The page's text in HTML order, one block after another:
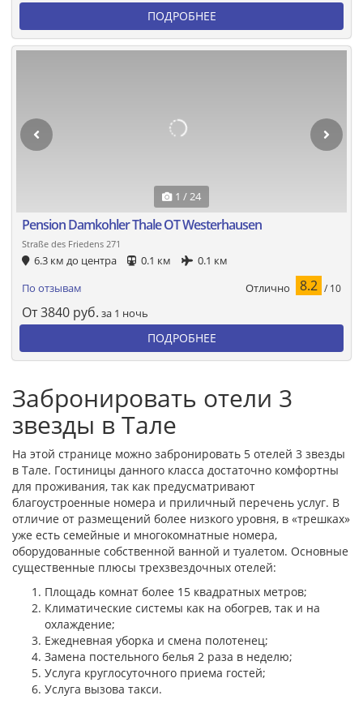
ПОДРОБНЕЕ
1 / 24
Pension Damkohler Thale OT Westerhausen
Straße des Friedens 271
6.3 км до центра 0.1 км
0.1 км
По отзывам
Отлично 8.2 / 10
От3840 руб. за 1 ночь
ПОДРОБНЕЕ
Забронировать отели 3
звезды в Тале
На этой странице можно забронировать 5 отелей 3 звезды
в Тале. Гостиницы данного класса достаточно комфортны
для проживания, так как предусматривают
благоустроенные номера и приличный перечень услуг. В
отличие от размещений более низкого уровня, в «трешках»
уже есть семейные и многокомнатные номера,
оборудованные собственной ванной и туалетом. Основные
существенные плюсы трехзвездочных отелей:
Площадь комнат более 15 квадратных метров;
Климатические системы как на обогрев, так и на
охлаждение;
Ежедневная уборка и смена полотенец;
Замена постельного белья 2 раза в неделю;
Услуга круглосуточного приема гостей;
Услуга вызова такси.